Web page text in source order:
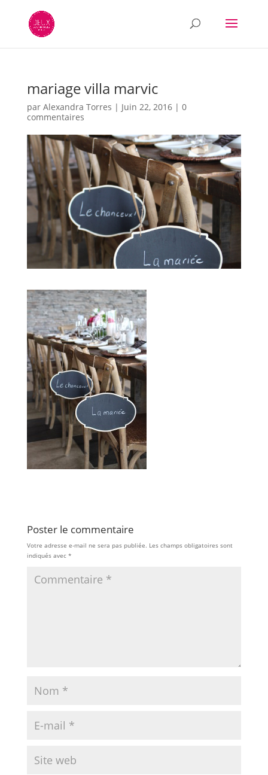
mariage villa marvic
par Alexandra Torres | Juin 22, 2016| 0
commentaires
Poster le commentaire
Votre adresse e-mail ne sera pas publiée. Les champs obligatoires sont
indiqués avec *